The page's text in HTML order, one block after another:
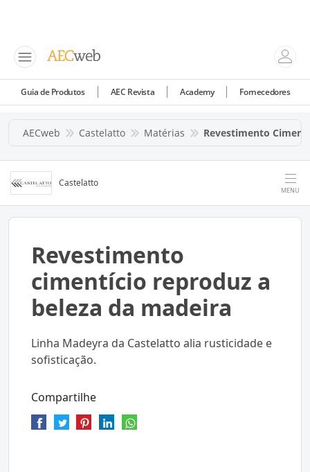
Guia de Produtos AEC Revista Academy Fornecedores
AECweb Castelatto Matérias Revestimento
Castelatto
MENU
Revestimento
cimentício reproduz a
beleza da madeira
Linha Madeyra da Castelatto alia rusticidade e
sofisticação.
Compartilhe